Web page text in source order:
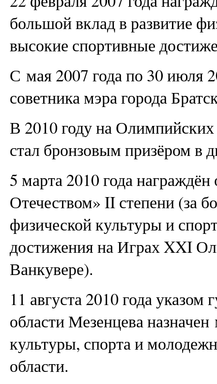
большой вклад в развитие
высокие спортивные
С мая 2007 года по 30 июля
советника мэра города
В 2010 году на
стал бронзовым призёром в
5 марта 2010 года
Отечеством» II степени (за
физической культуры и
достижения на Играх XXI
Ванкувере).
11 августа 2010 года указом
области Мезенцева
культуры, спорта и
области.